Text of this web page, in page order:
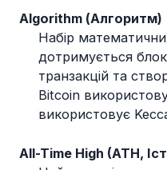
Algorithm (Алгоритм)
Набір
дотримується
транзакцій та
Bitcoin
використовує
All-Time High (ATH,